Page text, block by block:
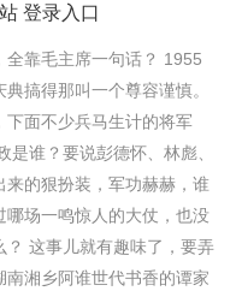
登录入口
靠毛主席一句话？ 1955
搞得那叫一个尊容谨慎。
下面不少兵马生计的将军
谁？要说彭德怀、林彪、
的狠扮装，军功赫赫，谁
场一鸣惊人的大仗，也没
？ 这事儿就有趣味了，要弄
湘乡阿谁世代书香的谭家